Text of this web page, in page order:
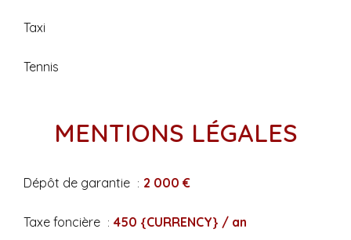
Taxi
Tennis
MENTIONS LÉGALES
Dépôt de garantie 2 000 €
Taxe foncière 450 {CURRENCY} / an